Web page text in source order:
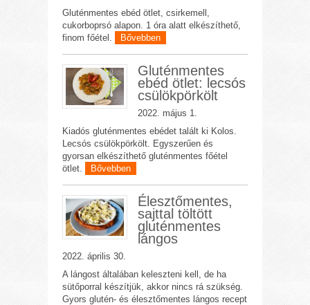
Gluténmentes ebéd ötlet, csirkemell,
cukorboprsó alapon. 1 óra alatt elkészíthető,
finom főétel.
Bővebben
Gluténmentes
ebéd ötlet: lecsós
csülökpörkölt
2022. május 1.
Kiadós gluténmentes ebédet talált ki Kolos.
Lecsós csülökpörkölt. Egyszerűen és
gyorsan elkészíthető gluténmentes főétel
ötlet.
Bővebben
Élesztőmentes,
sajttal töltött
gluténmentes
lángos
2022. április 30.
A lángost általában keleszteni kell, de ha
sütőporral készítjük, akkor nincs rá szükség.
Gyors glutén- és élesztőmentes lángos recept